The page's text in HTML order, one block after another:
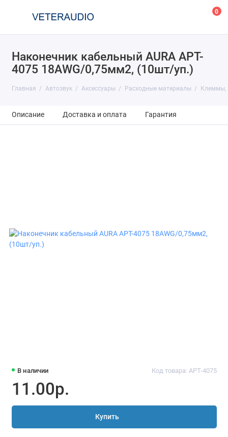
0
Наконечник кабельный AURA APT-
4075 18AWG/0,75мм2, (10шт/уп.)
Главная Автозвук Аксессуары Расходные материалы Клеммы,
Описание Доставка и оплата Гарантия
В наличии Код товара: APT-4075
11.00р.
Купить